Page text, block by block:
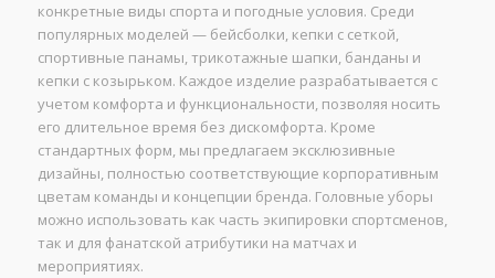
конкретные виды спорта и погодные условия. Среди
популярных моделей — бейсболки, кепки с сеткой,
спортивные панамы, трикотажные шапки, банданы и
кепки с козырьком. Каждое изделие разрабатывается с
учетом комфорта и функциональности, позволяя носить
его длительное время без дискомфорта. Кроме
стандартных форм, мы предлагаем эксклюзивные
дизайны, полностью соответствующие корпоративным
цветам команды и концепции бренда. Головные уборы
можно использовать как часть экипировки спортсменов,
так и для фанатской атрибутики на матчах и
мероприятиях.